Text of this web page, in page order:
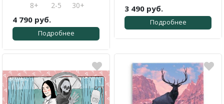
8+ 2-5 30+
4 790 руб.
Подробнее
3 490 руб.
Подробнее